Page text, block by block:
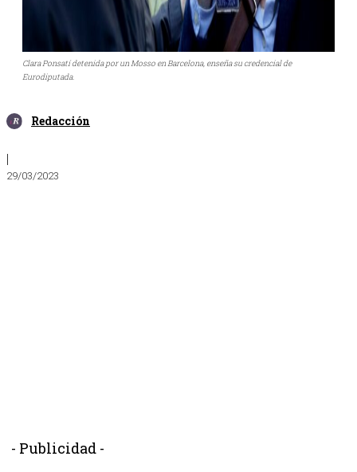
Clara Ponsatí detenida por un Mosso en Barcelona, enseña su credencial de
Eurodiputada.
Redacción
|
29/03/2023
- Publicidad -